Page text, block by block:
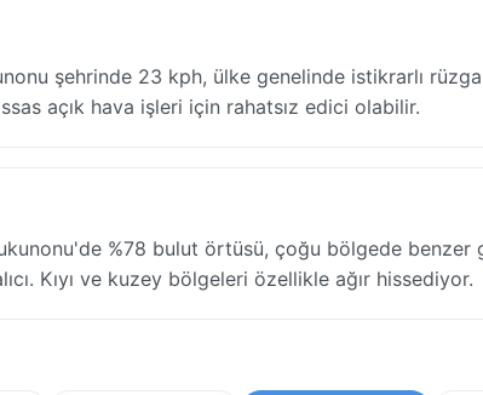
şehrinde 23 kph, ülke genelinde istikrarlı
açık hava işleri için rahatsız edici olabilir.
%78 bulut örtüsü, çoğu bölgede benzer
Kıyı ve kuzey bölgeleri özellikle ağır hissediyor.